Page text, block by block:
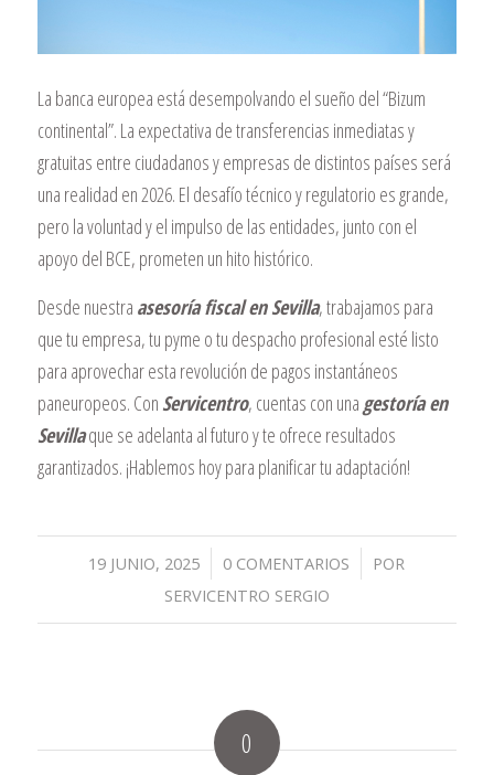
La banca europea está desempolvando el sueño del “Bizum
continental”. La expectativa de transferencias inmediatas y
gratuitas entre ciudadanos y empresas de distintos países será
una realidad en 2026. El desafío técnico y regulatorio es grande,
pero la voluntad y el impulso de las entidades, junto con el
apoyo del BCE, prometen un hito histórico.
Desde nuestra asesoría fiscal en Sevilla, trabajamos para
que tu empresa, tu pyme o tu despacho profesional esté listo
para aprovechar esta revolución de pagos instantáneos
paneuropeos. Con Servicentro, cuentas con una gestoría en
Sevillaque se adelanta al futuro y te ofrece resultados
garantizados. ¡Hablemos hoy para planificar tu adaptación!
19 JUNIO, 2025
/ 0 COMENTARIOS
/
POR
SERVICENTRO SERGIO
0